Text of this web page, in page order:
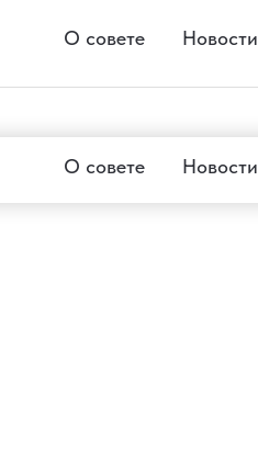
О совете Новости
О совете Новости